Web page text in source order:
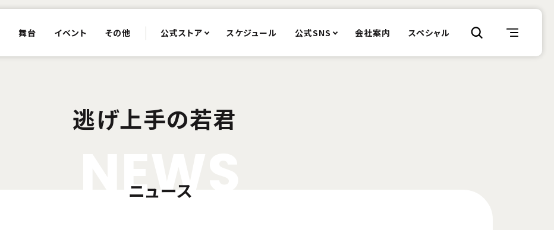
舞台 イベント その他 公式ストア スケジュール 公式SNS 会社案内 スペシャル
逃げ上手の若君
EW
ニュース